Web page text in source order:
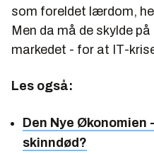
som foreldet lærdom,
Men da må de skylde
markedet - for at IT-
Les også:
Den Nye Økonomien
skinndød?